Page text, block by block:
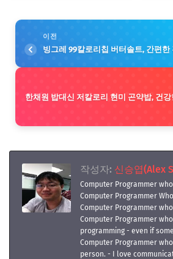
이전
빙그레 99칼로리칩 버터솔트, 간편한
한채원 밥대신 저칼로리 현미 곤약밥, 건강
작성자: 신승엽(Alex
Computer Programmer
Computer Programmer
Computer Programmer
Computer Programmer
programming - even if
Computer Programmer
person. - I love